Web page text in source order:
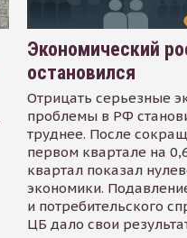
Экономический
остановился
Отрицать серьезные
проблемы в РФ
труднее. После
первом квартале на
квартал показал
экономики.
и потребительского
ЦБ дало свои